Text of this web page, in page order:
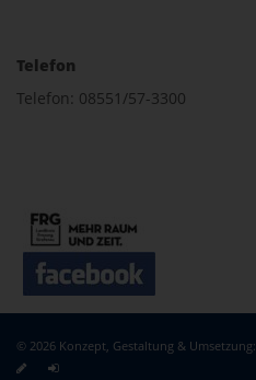
Telefon
Telefon: 08551/57-3300
© 2026 Konzept, Gestaltung & Umsetzung: